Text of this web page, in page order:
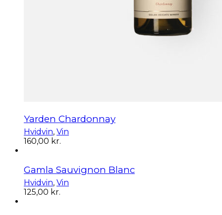
Yarden Chardonnay
Hvidvin, Vin
160,00 kr.
Gamla Sauvignon Blanc
Hvidvin, Vin
125,00 kr.